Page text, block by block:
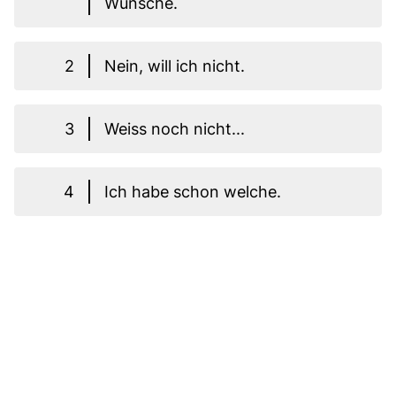
2 Nein, will ich nicht.
3 Weiss noch nicht...
4 Ich habe schon welche.